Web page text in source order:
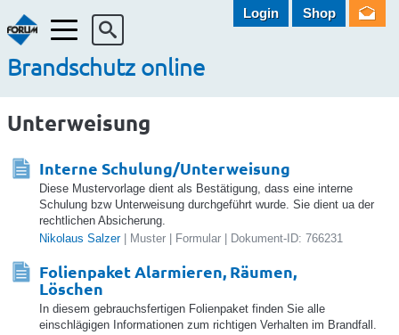
Menü
Brandschutz online
Login Shop
Unterweisung
Interne Schulung/Unterweisung
Diese Mustervorlage dient als Bestätigung, dass eine interne
Schulung bzw Unterweisung durchgeführt wurde. Sie dient ua der
rechtlichen Absicherung.
Nikolaus Salzer| Muster | Formular | Dokument-ID: 766231
Folienpaket Alarmieren, Räumen,
Löschen
In diesem gebrauchsfertigen Folienpaket finden Sie alle
einschlägigen Informationen zum richtigen Verhalten im Brandfall.